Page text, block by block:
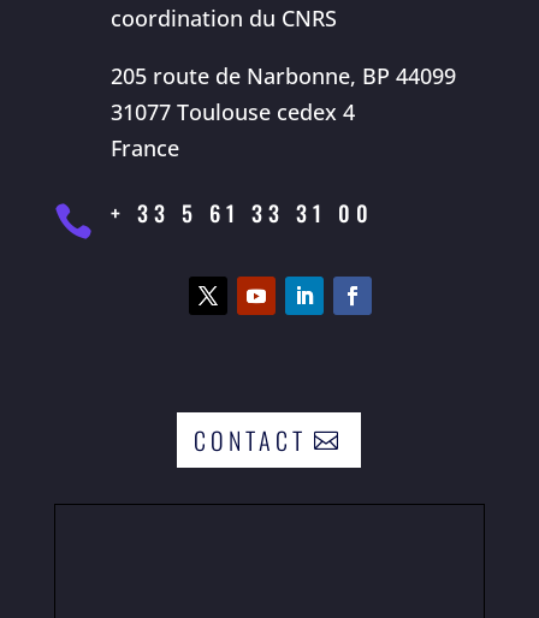
coordination du CNRS
205 route de Narbonne, BP 44099
31077 Toulouse cedex 4
France
 + 33 5 61 33 31 00
CONTACT